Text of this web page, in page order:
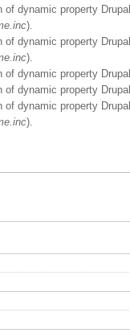
of dynamic property
).
of dynamic property
).
of dynamic property
of dynamic property
of dynamic property
).